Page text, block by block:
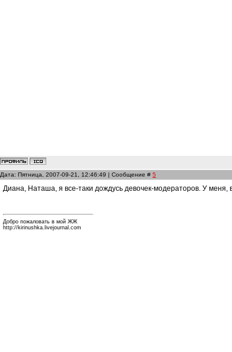
Дата: Пятница, 2007-09-21, 12:46:49 | Сообщение # 5
Диана, Наташа, я все-таки дождусь девочек-модераторов. У меня,
Добро пожаловать в мой ЖЖ
http://kirinushka.livejournal.com